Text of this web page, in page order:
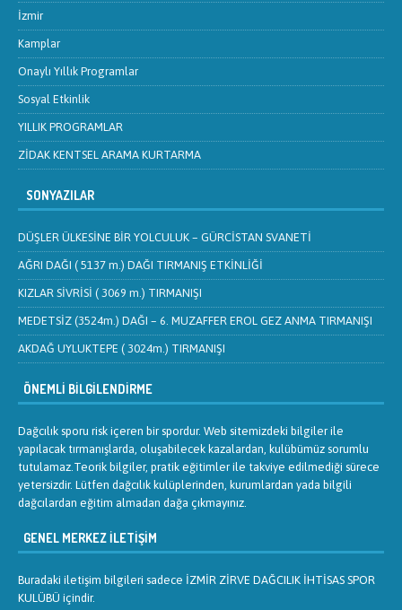
İzmir
Kamplar
Onaylı Yıllık Programlar
Sosyal Etkinlik
YILLIK PROGRAMLAR
ZİDAK KENTSEL ARAMA KURTARMA
SONYAZILAR
DÜŞLER ÜLKESİNE BİR YOLCULUK – GÜRCİSTAN SVANETİ
AĞRI DAĞI ( 5137 m.) DAĞI TIRMANIŞ ETKİNLİĞİ
KIZLAR SİVRİSİ ( 3069 m.) TIRMANIŞI
MEDETSİZ (3524m.) DAĞI – 6. MUZAFFER EROL GEZ ANMA TIRMANIŞI
AKDAĞ UYLUKTEPE ( 3024m.) TIRMANIŞI
ÖNEMLI BILGILENDIRME
Dağcılık sporu risk içeren bir spordur. Web sitemizdeki bilgiler ile
yapılacak tırmanışlarda, oluşabilecek kazalardan, kulübümüz sorumlu
tutulamaz.Teorik bilgiler, pratik eğitimler ile takviye edilmediği sürece
yetersizdir. Lütfen dağcılık kulüplerinden, kurumlardan yada bilgili
dağcılardan eğitim almadan dağa çıkmayınız.
GENEL MERKEZ İLETIŞIM
Buradaki iletişim bilgileri sadece İZMİR ZİRVE DAĞCILIK İHTİSAS SPOR
KULÜBÜ içindir.